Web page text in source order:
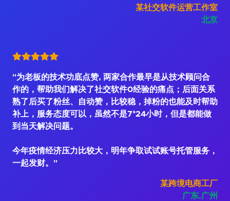
某社交软件运营工作室
北京
"为老板的技术功底点赞, 两家合作最早是从技术顾问合
作的，帮助我们解决了社交软件0经验的痛点；后面关系
熟了后买了粉丝、自动赞，比较稳，掉粉的也能及时帮助
补上，服务态度可以，虽然不是7*24小时，但是都能做
到当天解决问题。
今年疫情经济压力比较大，明年争取试试账号托管服务，
一起发财。"
某跨境电商工厂
广东.广州